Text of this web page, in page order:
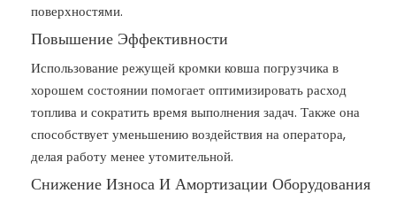
поверхностями.
Повышение Эффективности
Использование режущей кромки ковша погрузчика в
хорошем состоянии помогает оптимизировать расход
топлива и сократить время выполнения задач. Также она
способствует уменьшению воздействия на оператора,
делая работу менее утомительной.
Снижение Износа И Амортизации Оборудования